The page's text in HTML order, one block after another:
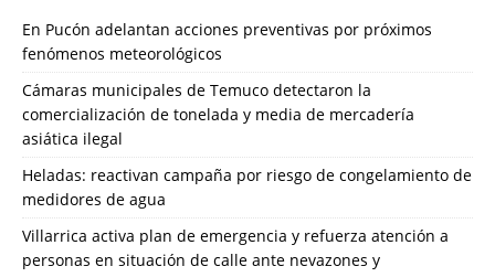
En Pucón adelantan acciones preventivas por próximos
fenómenos meteorológicos
Cámaras municipales de Temuco detectaron la
comercialización de tonelada y media de mercadería
asiática ilegal
Heladas: reactivan campaña por riesgo de congelamiento de
medidores de agua
Villarrica activa plan de emergencia y refuerza atención a
personas en situación de calle ante nevazones y